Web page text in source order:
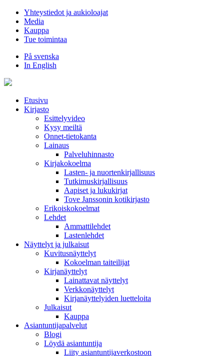
Hyppää
sisältöön
Yhteystiedot ja aukioloajat
Media
Kauppa
Tue toimintaa
På svenska
In English
Etusivu
Kirjasto
Esittelyvideo
Kysy meiltä
Onnet-tietokanta
Lainaus
Palveluhinnasto
Kirjakokoelma
Lasten- ja nuortenkirjallisuus
Tutkimuskirjallisuus
Aapiset ja lukukirjat
Tove Janssonin kotikirjasto
Erikoiskokoelmat
Lehdet
Ammattilehdet
Lastenlehdet
Näyttelyt ja julkaisut
Kuvitusnäyttelyt
Kokoelman taiteilijat
Kirjanäyttelyt
Lainattavat näyttelyt
Verkkonäyttelyt
Kirjanäyttelyiden luetteloita
Julkaisut
Kauppa
Asiantuntija­palvelut
Blogi
Löydä asiantuntija
Liity asiantuntijaverkostoon